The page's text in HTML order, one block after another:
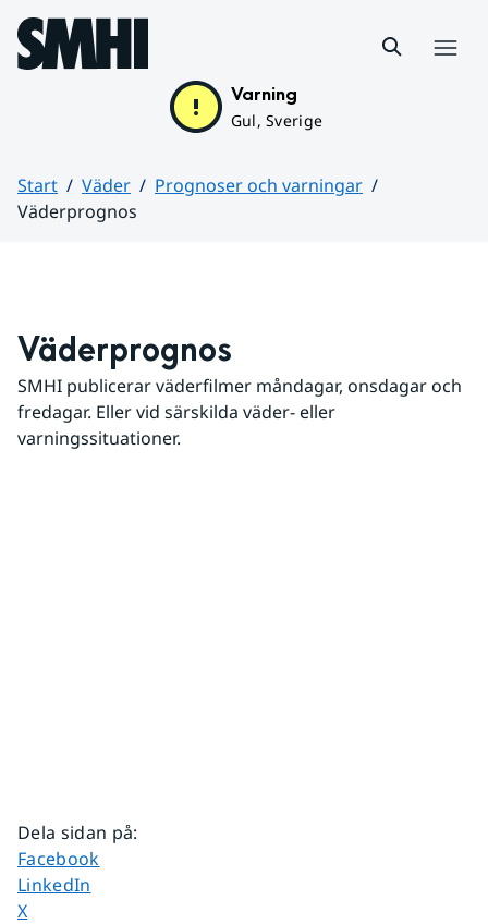
Hoppa till sidans innehåll
Varning
Gul, Sverige
Start Väder
Prognoser och varningar
Väderprognos
Väderprognos
SMHI publicerar väderfilmer måndagar, onsdagar och
fredagar. Eller vid särskilda väder- eller
varningssituationer.
Dela sidan på:
Dela sidan på
Facebook
Dela sidan på
LinkedIn
Dela sidan på
X